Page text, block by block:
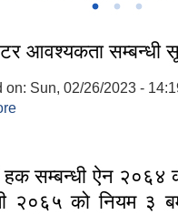
आवश्यकता सम्बन्धी
on: Sun, 02/26/2023 -
सम्बन्धी ऐन २०६४
२०६५ को नियम ३